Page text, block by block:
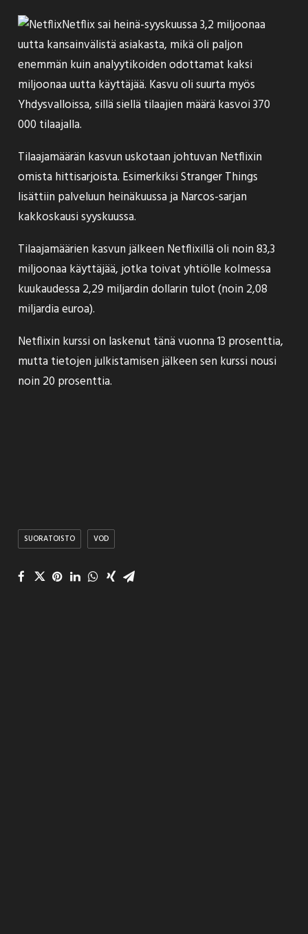
Netflix sai heinä-syyskuussa 3,2 miljoonaa
uutta kansainvälistä asiakasta, mikä oli paljon
enemmän kuin analyytikoiden odottamat kaksi
miljoonaa uutta käyttäjää. Kasvu oli suurta myös
Yhdysvalloissa, sillä siellä tilaajien määrä kasvoi 370
000 tilaajalla.
Tilaajamäärän kasvun uskotaan johtuvan Netflixin
omista hittisarjoista. Esimerkiksi Stranger Things
lisättiin palveluun heinäkuussa ja Narcos-sarjan
kakkoskausi syyskuussa.
Tilaajamäärien kasvun jälkeen Netflixillä oli noin 83,3
miljoonaa käyttäjää, jotka toivat yhtiölle kolmessa
kuukaudessa 2,29 miljardin dollarin tulot (noin 2,08
miljardia euroa).
Netflixin kurssi on laskenut tänä vuonna 13 prosenttia,
mutta tietojen julkistamisen jälkeen sen kurssi nousi
noin 20 prosenttia.
SUORATOISTO VOD